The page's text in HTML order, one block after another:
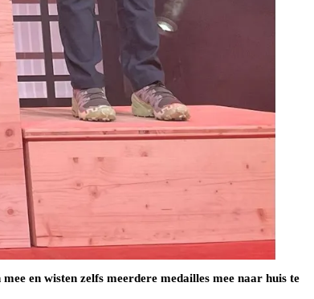
en wisten zelfs meerdere medailles mee naar huis te